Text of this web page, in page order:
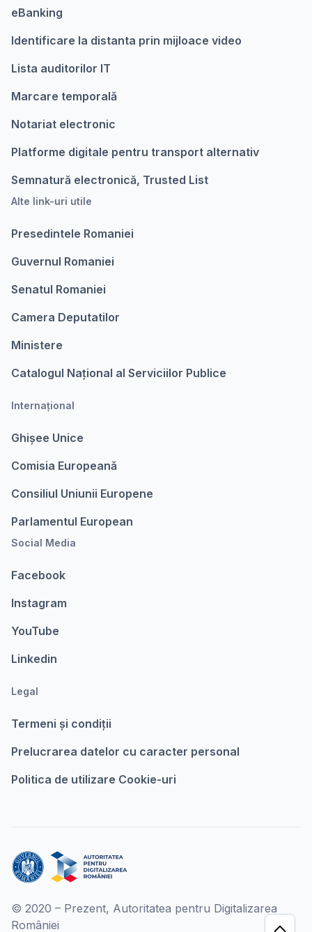
eBanking
Identificare la distanta prin mijloace video
Lista auditorilor IT
Marcare temporalǎ
Notariat electronic
Platforme digitale pentru transport alternativ
Semnatură electronică, Trusted List
Alte link-uri utile
Presedintele Romaniei
Guvernul Romaniei
Senatul Romaniei
Camera Deputatilor
Ministere
Catalogul Național al Serviciilor Publice
Internațional
Ghișee Unice
Comisia Europeanǎ
Consiliul Uniunii Europene
Parlamentul European
Social Media
Facebook
Instagram
YouTube
Linkedin
Legal
Termeni şi condiții
Prelucrarea datelor cu caracter personal
Politica de utilizare Cookie-uri
© 2020 – Prezent, Autoritatea pentru Digitalizarea
României